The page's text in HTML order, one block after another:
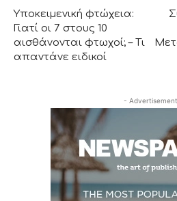
Υποκειμενική φτώχεια:
Γιατί οι 7 στους 10
αισθάνονται φτωχοί; – Τι
απαντάνε ειδικοί
-